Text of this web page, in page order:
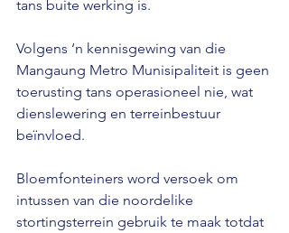
tans buite werking is.
Volgens ‘n kennisgewing van die
Mangaung Metro Munisipaliteit is geen
toerusting tans operasioneel nie, wat
dienslewering en terreinbestuur
beïnvloed.
Bloemfonteiners word versoek om
intussen van die noordelike
stortingsterrein gebruik te maak totdat